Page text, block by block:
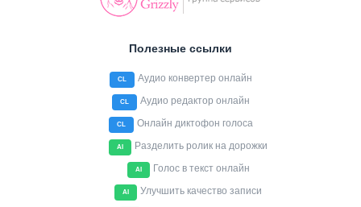
Полезные ссылки
CL Аудио конвертер онлайн
CL Аудио редактор онлайн
CL Онлайн диктофон голоса
AI Разделить ролик на дорожки
AI Голос в текст онлайн
AI Улучшить качество записи